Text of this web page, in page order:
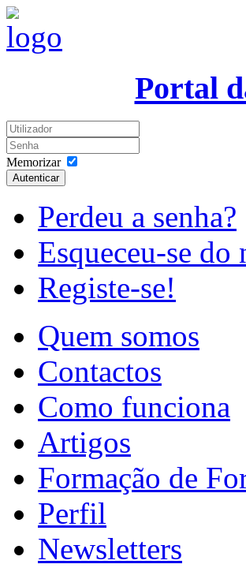
Portal
Memorizar
Autenticar
Perdeu a senha?
Esqueceu-se
Registe-se!
Quem somos
Contactos
Como funciona
Artigos
Formação de
Perfil
Newsletters